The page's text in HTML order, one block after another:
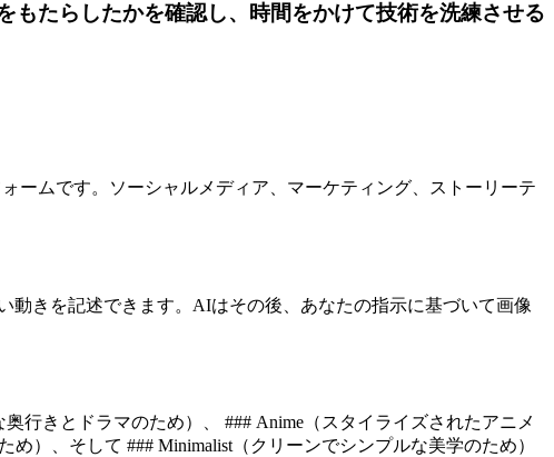
もたらしたかを確認し、時間をかけて技術を洗練させる
ームです。ソーシャルメディア、マーケティング、ストーリーテ
動きを記述できます。AIはその後、あなたの指示に基づいて画像
行きとドラマのため）、 ### Anime（スタイライズされたアニメ
）、そして ### Minimalist（クリーンでシンプルな美学のため）